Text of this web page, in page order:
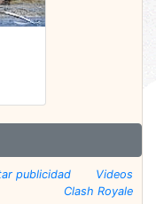
publicidad
Videos
Clash Royale